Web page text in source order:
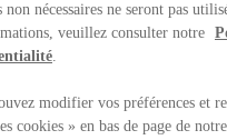
non nécessaires ne seront pas
veuillez consulter notre
.
modifier vos préférences et
cookies » en bas de page de